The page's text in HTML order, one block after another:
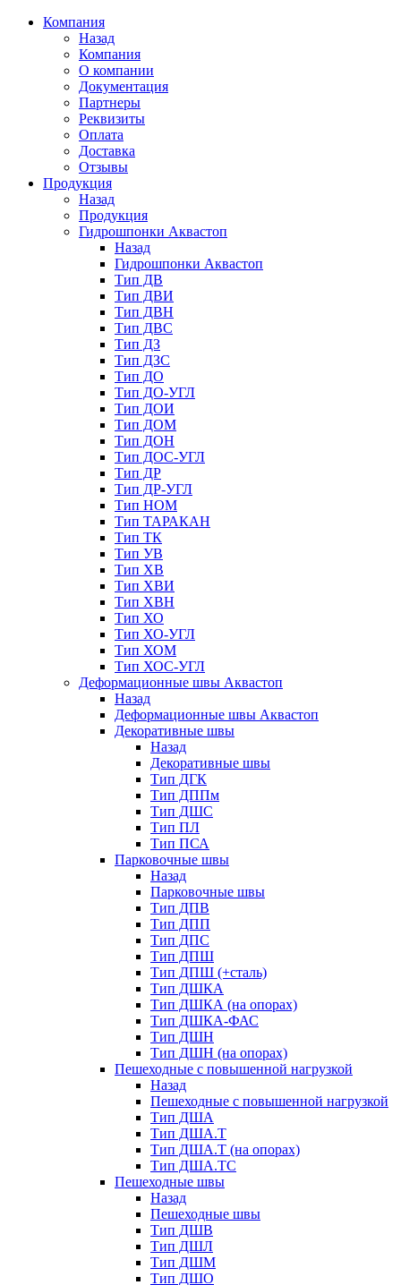
Компания
Назад
Компания
О компании
Документация
Партнеры
Реквизиты
Оплата
Доставка
Отзывы
Продукция
Назад
Продукция
Гидрошпонки Аквастоп
Назад
Гидрошпонки Аквастоп
Тип ДВ
Тип ДВИ
Тип ДВН
Тип ДВС
Тип ДЗ
Тип ДЗС
Тип ДО
Тип ДО-УГЛ
Тип ДОИ
Тип ДОМ
Тип ДОН
Тип ДОС-УГЛ
Тип ДР
Тип ДР-УГЛ
Тип НОМ
Тип ТАРАКАН
Тип ТК
Тип УВ
Тип ХВ
Тип ХВИ
Тип ХВН
Тип ХО
Тип ХО-УГЛ
Тип ХОМ
Тип ХОС-УГЛ
Деформационные швы Аквастоп
Назад
Деформационные швы Аквастоп
Декоративные швы
Назад
Декоративные швы
Тип ДГК
Тип ДППм
Тип ДШС
Тип ПЛ
Тип ПСА
Парковочные швы
Назад
Парковочные швы
Тип ДПВ
Тип ДПП
Тип ДПС
Тип ДПШ
Тип ДПШ (+сталь)
Тип ДШКА
Тип ДШКА (на опорах)
Тип ДШКА-ФАС
Тип ДШН
Тип ДШН (на опорах)
Пешеходные с повышенной нагрузкой
Назад
Пешеходные с повышенной нагрузкой
Тип ДША
Тип ДША.Т
Тип ДША.Т (на опорах)
Тип ДША.ТС
Пешеходные швы
Назад
Пешеходные швы
Тип ДШВ
Тип ДШЛ
Тип ДШМ
Тип ДШО